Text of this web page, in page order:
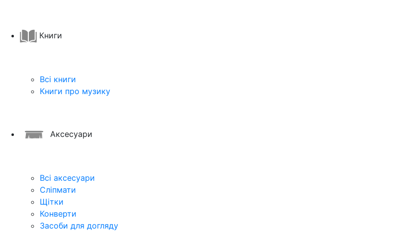
Книги
Всі книги
Книги про музику
Аксесуари
Всі аксесуари
Сліпмати
Щітки
Конверти
Засоби для догляду